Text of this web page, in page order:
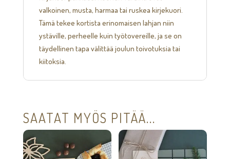
valkoinen, musta, harmaa tai ruskea kirjekuori.
Tämä tekee kortista erinomaisen lahjan niin
ystäville, perheelle kuin työtovereille, ja se on
täydellinen tapa välittää joulun toivotuksia tai
kiitoksia.
SAATAT MYÖS PITÄÄ...